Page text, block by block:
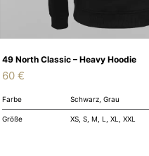
49 North Classic – Heavy Hoodie
60 €
Farbe Schwarz, Grau
Größe XS, S, M, L, XL, XXL